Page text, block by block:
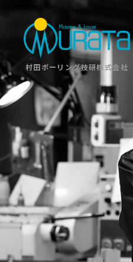
村田ボーリング技研株式会社